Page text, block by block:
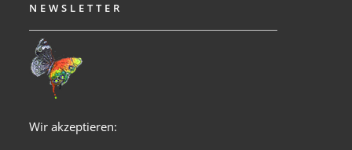
NEWSLETTER
Wir akzeptieren: